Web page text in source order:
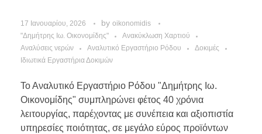
17 Ιανουαρίου, 2026 by oikonomidis
"Δημήτρης Ιω. Οικονομίδης"
Ανακύκλωση Χαρτιού
Αναλύσεις νερών
Αναλυτικό Εργαστήριο Ρόδου
Δοκιμές
Ιδιωτικά Εργαστήρια Δοκιμών
Το Αναλυτικό Εργαστήριο Ρόδου "Δημήτρης Ιω.
Οικονομίδης" συμπληρώνει φέτος 40 χρόνια
λειτουργίας, παρέχοντας με συνέπεια και αξιοπιστία
υπηρεσίες ποιότητας, σε μεγάλο εύρος προϊόντων